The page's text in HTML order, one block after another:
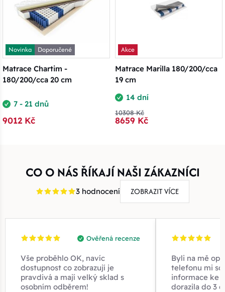
Novinka
Doporučené
Matrace Chartim -
180/200/cca 20 cm
7 - 21 dnů
9012 Kč
Akce
Matrace Marilla 180/200/cca
19 cm
14 dní
10308 Kč
8659 Kč
CO O NÁS ŘÍKAJÍ NAŠI ZÁKAZNÍCI
3 hodnocení ZOBRAZIT VÍCE
Ověřená recenze
Vše proběhlo OK, navíc
dostupnost co zobrazují je
pravdivá a mají velký sklad s
osobním odběrem!
Byli na mě
telefonu mi
informace ke
dorazila do 3